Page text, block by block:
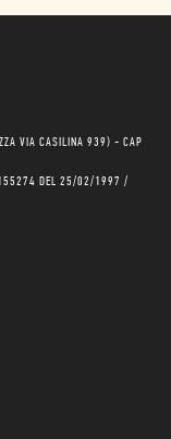
VIA CASILINA 939) - CAP
DEL 25/02/1997 /